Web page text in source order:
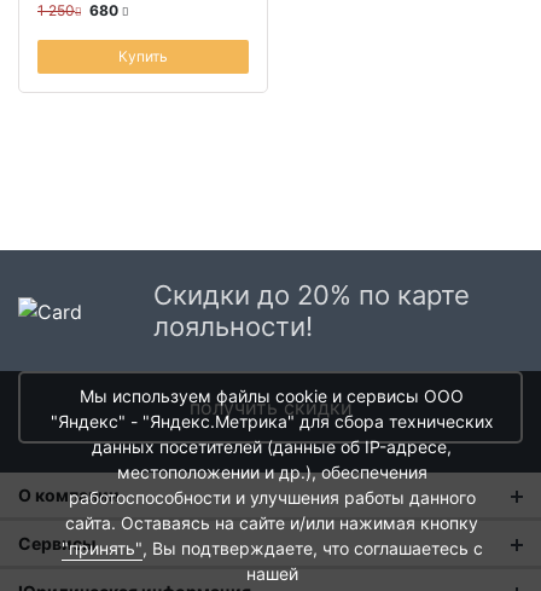
1 250 680
Купить
Скидки до 20% по карте
лояльности!
получить скидки
О компании
О нас
Сервисы
Оплата и тарифы доставки
Мы используем файлы cookie и сервисы ООО
"Яндекс" - "Яндекс.Метрика" для сбора технических
данных посетителей (данные об IP-адресе,
местоположении и др.), обеспечения
работоспособности и улучшения работы данного
сайта. Оставаясь на сайте и/или нажимая кнопку
"принять", Вы подтверждаете, что соглашаетесь с
нашей